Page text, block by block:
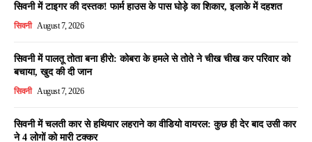
सिवनी में टाइगर की दस्तक! फार्म हाउस के पास घोड़े का शिकार, इलाके में दहशत
सिवनी August 7, 2026
सिवनी में पालतू तोता बना हीरो: कोबरा के हमले से तोते ने चीख चीख कर परिवार को
बचाया, खुद की दी जान
सिवनी August 7, 2026
सिवनी में चलती कार से हथियार लहराने का वीडियो वायरल: कुछ ही देर बाद उसी कार
ने 4 लोगों को मारी टक्कर